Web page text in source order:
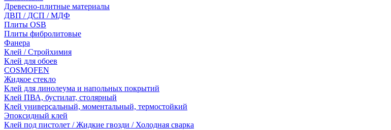
Древесно-плитные материалы
ДВП / ДСП / МДФ
Плиты OSB
Плиты фибролитовые
Фанера
Клей / Стройхимия
Клей для обоев
COSMOFEN
Жидкое стекло
Клей для линолеума и напольных покрытий
Клей ПВА, бустилат, столярный
Клей универсальный, моментальный, термостойкий
Эпоксидный клей
Клей под пистолет / Жидкие гвозди / Холодная сварка